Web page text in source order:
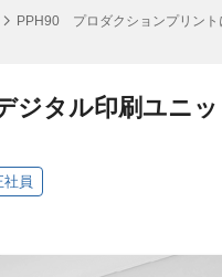
PPH90 プロダクションプリント
タル印刷ユニッ
社員